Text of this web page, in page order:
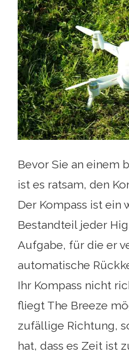
Bevor Sie an einem
ist es ratsam, den
Der Kompass ist ein
Bestandteil jeder
Aufgabe, für die er
automatische
Ihr Kompass nicht
fliegt The Breeze
zufällige Richtung,
hat, dass es Zeit ist